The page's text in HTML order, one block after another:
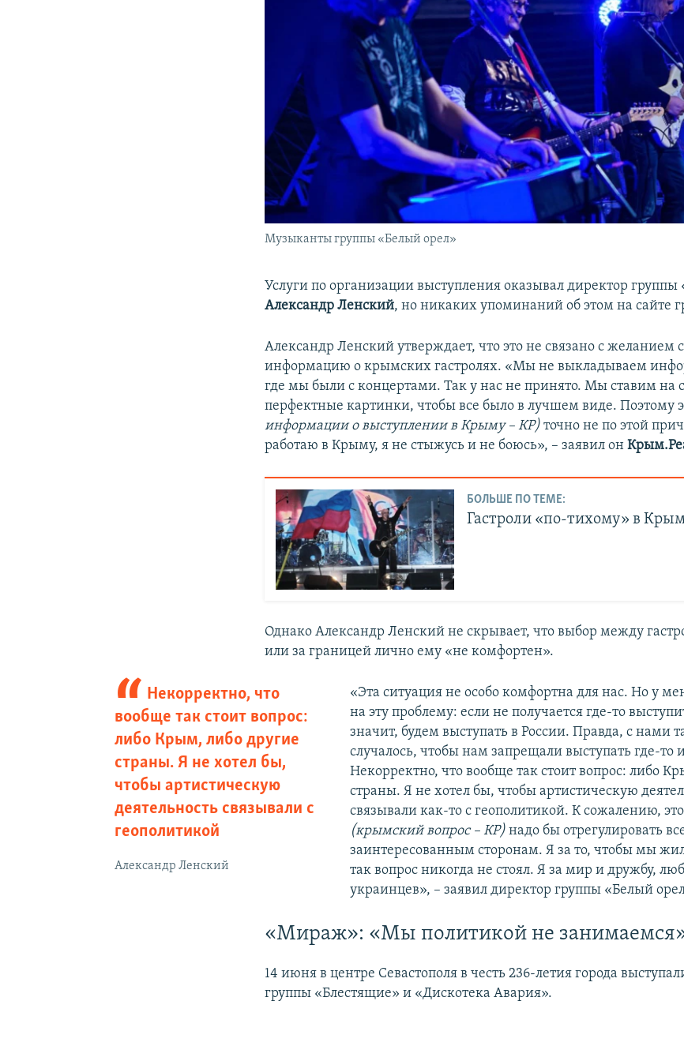
Музыканты группы «Белый орел»
Услуги по организации выступления оказывал директор
Александр Ленский, но никаких упоминаний об этом на сайте
Александр Ленский утверждает, что это не связано с желанием
информацию о крымских гастролях. «Мы не выкладываем
где мы были с концертами. Так у нас не принято. Мы ставим на
перфектные картинки, чтобы все было в лучшем виде. Поэтому
информации о выступлении в Крыму – КР)точно не по этой
работаю в Крыму, я не стыжусь и не боюсь», – заявил он
БОЛЬШЕ ПО ТЕМЕ:
Гастроли «по-тихому» в
Однако Александр Ленский не скрывает, что выбор между
или за границей лично ему «не комфортен».
Некорректно, что
вообще так стоит вопрос:
либо Крым, либо другие
страны. Я не хотел бы,
чтобы артистическую
деятельность связывали с
геополитикой
Александр Ленский
«Эта ситуация не особо комфортна для нас. Но у
на эту проблему: если не получается где-то
значит, будем выступать в России. Правда, с нами
случалось, чтобы нам запрещали выступать где-то
Некорректно, что вообще так стоит вопрос: либо
страны. Я не хотел бы, чтобы артистическую
связывали как-то с геополитикой. К сожалению,
(крымский вопрос – КР)надо бы отрегулировать
заинтересованным сторонам. Я за то, чтобы мы
так вопрос никогда не стоял. Я за мир и дружбу,
украинцев», – заявил директор группы «Белый
«Мираж»: «Мы политикой не
14 июня в центре Севастополя в честь 236-летия города
группы «Блестящие» и «Дискотека Авария».